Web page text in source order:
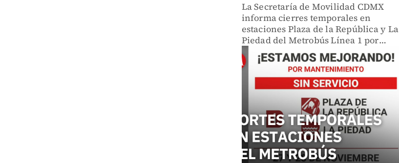
La Secretaría de Movilidad CDMX
informa cierres temporales en
estaciones Plaza de la República y La
Piedad del Metrobús Línea 1 por
mantenimiento. Se recomienda a
usuarios planear rutas alternas.